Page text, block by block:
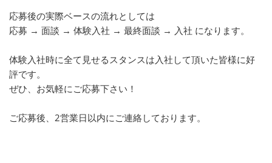
応募後の実際ベースの流れとしては
応募 → 面談 → 体験入社 → 最終面談 → 入社 になります。
体験入社時に全て見せるスタンスは入社して頂いた皆様に好
評です。
ぜひ、お気軽にご応募下さい！
ご応募後、2営業日以内にご連絡しております。